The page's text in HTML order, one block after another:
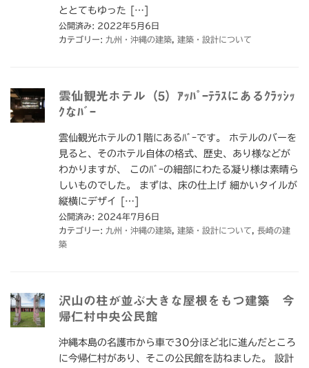
ととてもゆった […]
公開済み: 2022年5月6日
カテゴリー: 九州・沖縄の建築 建築・設計について
雲仙観光ホテル（5）ｱｯﾊﾟｰﾃﾗｽにあるｸﾗｯｼｯ
ｸなﾊﾞｰ
雲仙観光ホテルの1階にあるﾊﾞｰです。 ホテルのバーを
見ると、そのホテル自体の格式、歴史、あり様などが
わかりますが、 このﾊﾞｰの細部にわたる凝り様は素晴ら
しいものでした。 まずは、床の仕上げ 細かいタイルが
縦横にデザイ […]
公開済み: 2024年7月6日
カテゴリー: 九州・沖縄の建築 建築・設計について
長崎の建
築
沢山の柱が並ぶ大きな屋根をもつ建築 今
帰仁村中央公民館
沖縄本島の名護市から車で30分ほど北に進んだところ
に今帰仁村があり、そこの公民館を訪ねました。 設計